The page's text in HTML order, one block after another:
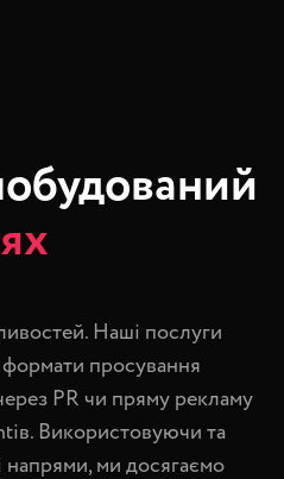
Наші послуги
просування
PR чи пряму рекламу
Використовуючи та
напрями, ми досягаємо